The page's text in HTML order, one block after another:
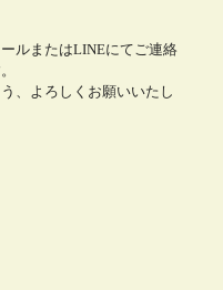
ルまたはLINEにてご連絡
、よろしくお願いいたし